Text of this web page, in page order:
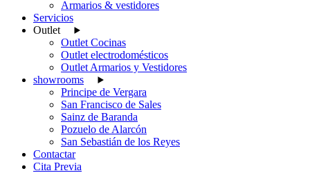
Armarios & vestidores
Servicios
Outlet
Outlet Cocinas
Outlet electrodomésticos
Outlet Armarios y Vestidores
showrooms
Principe de Vergara
San Francisco de Sales
Sainz de Baranda
Pozuelo de Alarcón
San Sebastián de los Reyes
Contactar
Cita Previa